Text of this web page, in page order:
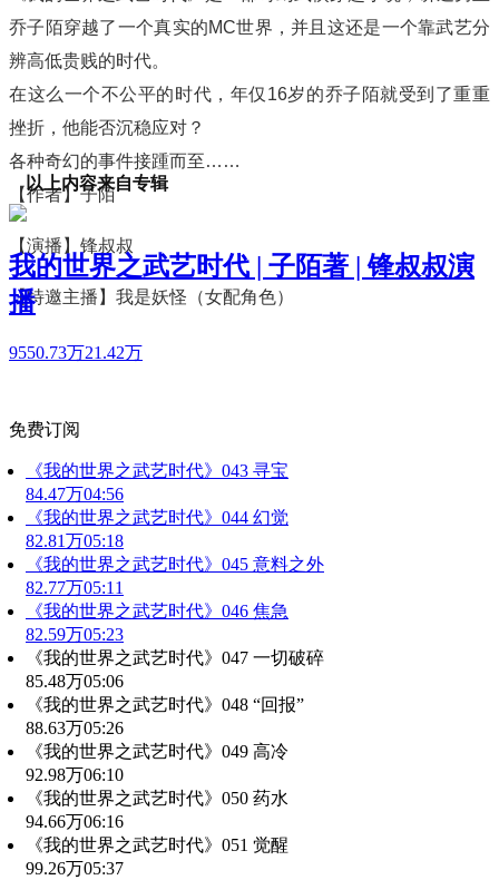
乔子陌穿越了一个真实的MC世界，并且这还是一个靠武艺分
辨高低贵贱的时代。
在这么一个不公平的时代，年仅16岁的乔子陌就受到了重重
挫折，他能否沉稳应对？
各种奇幻的事件接踵而至……
【作者】子陌
【演播】锋叔叔
【特邀主播】我是妖怪（女配角色）
以上内容来自专辑
我的世界之武艺时代 | 子陌著 | 锋叔叔演
播
9550.73万21.42万
免费订阅
《我的世界之武艺时代》043 寻宝
84.47万04:56
《我的世界之武艺时代》044 幻觉
82.81万05:18
《我的世界之武艺时代》045 意料之外
82.77万05:11
《我的世界之武艺时代》046 焦急
82.59万05:23
《我的世界之武艺时代》047 一切破碎
85.48万05:06
《我的世界之武艺时代》048 “回报”
88.63万05:26
《我的世界之武艺时代》049 高冷
92.98万06:10
《我的世界之武艺时代》050 药水
94.66万06:16
《我的世界之武艺时代》051 觉醒
99.26万05:37